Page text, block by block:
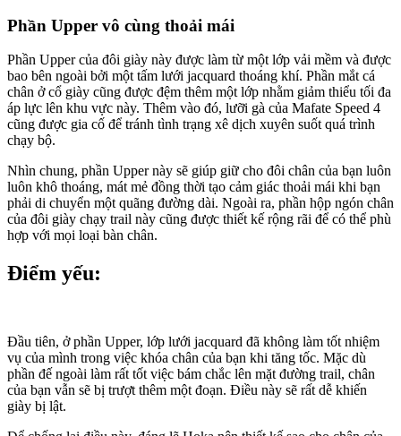
Phần Upper vô cùng thoải mái
Phần Upper của đôi giày này được làm từ một lớp vải mềm và được
bao bên ngoài bởi một tấm lưới jacquard thoáng khí. Phần mắt cá
chân ở cổ giày cũng được đệm thêm một lớp nhằm giảm thiểu tối đa
áp lực lên khu vực này. Thêm vào đó, lưỡi gà của Mafate Speed 4
cũng được gia cố để tránh tình trạng xê dịch xuyên suốt quá trình
chạy bộ.
Nhìn chung, phần Upper này sẽ giúp giữ cho đôi chân của bạn luôn
luôn khô thoáng, mát mẻ đồng thời tạo cảm giác thoải mái khi bạn
phải di chuyển một quãng đường dài. Ngoài ra, phần hộp ngón chân
của đôi giày chạy trail này cũng được thiết kế rộng rãi để có thể phù
hợp với mọi loại bàn chân.
Điểm yếu:
Đầu tiên, ở phần Upper, lớp lưới jacquard đã không làm tốt nhiệm
vụ của mình trong việc khóa chân của bạn khi tăng tốc. Mặc dù
phần đế ngoài làm rất tốt việc bám chắc lên mặt đường trail, chân
của bạn vẫn sẽ bị trượt thêm một đoạn. Điều này sẽ rất dễ khiến
giày bị lật.